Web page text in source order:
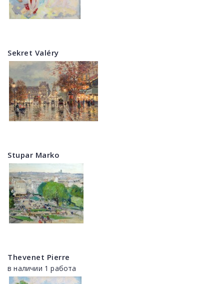
Sekret Valéry
Stupar Marko
Thevenet Pierre
в наличии 1 работа